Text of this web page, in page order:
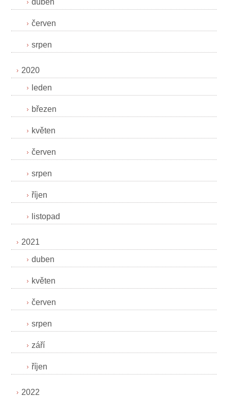
červen
srpen
2020
leden
březen
květen
červen
srpen
říjen
listopad
2021
duben
květen
červen
srpen
září
říjen
2022